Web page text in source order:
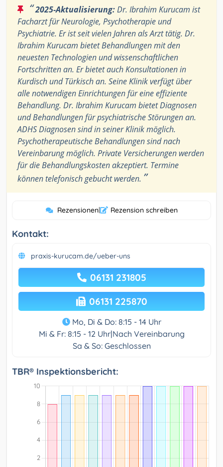
“2025-Aktualisierung:Dr. Ibrahim Kurucam ist
Facharzt für Neurologie, Psychotherapie und
Psychiatrie. Er ist seit vielen Jahren als Arzt tätig. Dr.
Ibrahim Kurucam bietet Behandlungen mit den
neuesten Technologien und wissenschaftlichen
Fortschritten an. Er bietet auch Konsultationen in
Kurdisch und Türkisch an. Seine Klinik verfügt über
alle notwendigen Einrichtungen für eine effiziente
Behandlung. Dr. Ibrahim Kurucam bietet Diagnosen
und Behandlungen für psychiatrische Störungen an.
ADHS Diagnosen sind in seiner Klinik möglich.
Psychotherapeutische Behandlungen sind nach
Vereinbarung möglich. Private Versicherungen werden
für die Behandlungskosten akzeptiert. Termine
können telefonisch gebucht werden. ”
Rezensionen| Rezension schreiben
Kontakt:
praxis-kurucam.de/ueber-uns
06131 231805
06131 225870
Mo, Di & Do: 8:15 - 14 Uhr
Mi & Fr: 8:15 - 12 Uhr|Nach Vereinbarung
Sa & So: Geschlossen
TBR® Inspektionsbericht: